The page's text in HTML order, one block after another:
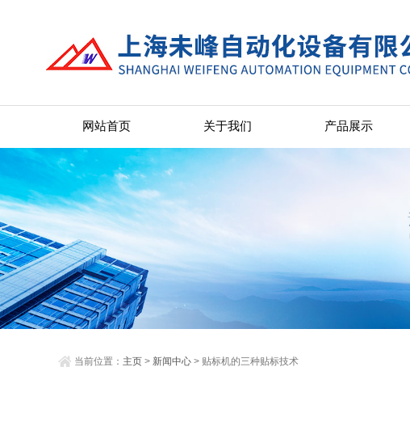
网站首页 关于我们 产品展示
当前位置： 主页 > 新闻中心 > 贴标机的三种贴标技术